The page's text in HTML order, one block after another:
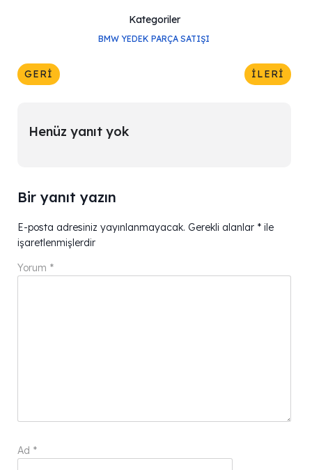
Kategoriler
BMW YEDEK PARÇA SATIŞI
GERI İLERI
Henüz yanıt yok
Bir yanıt yazın
E-posta adresiniz yayınlanmayacak. Gerekli alanlar * ile
işaretlenmişlerdir
Yorum *
Ad *